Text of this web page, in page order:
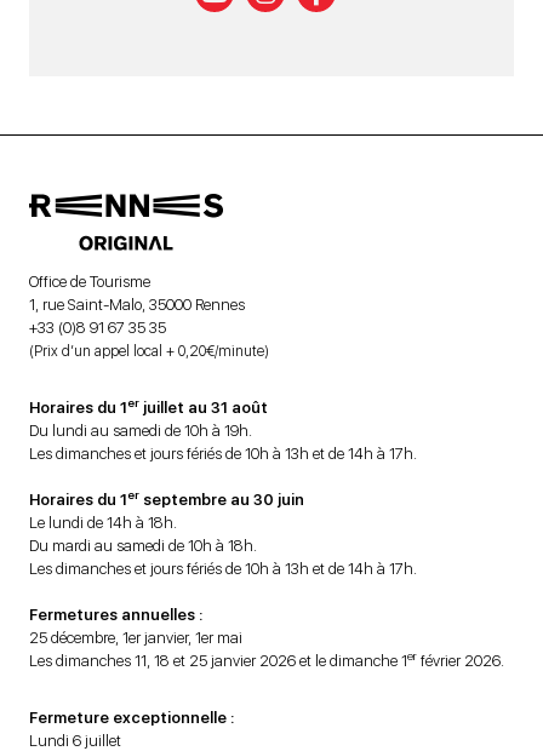
Office de Tourisme
1, rue Saint-Malo, 35000 Rennes
+33 (0)8 91 67 35 35
(Prix d’un appel local + 0,20€/minute)
Horaires du 1er juillet au 31 août
Du lundi au samedi de 10h à 19h.
Les dimanches et jours fériés de 10h à 13h et de 14h à 17h.
Horaires du 1er septembre au 30 juin
Le lundi de 14h à 18h.
Du mardi au samedi de 10h à 18h.
Les dimanches et jours fériés de 10h à 13h et de 14h à 17h.
Fermetures annuelles :
25 décembre, 1er janvier, 1er mai
Les dimanches 11, 18 et 25 janvier 2026 et le dimanche 1er février 2026.
Fermeture exceptionnelle :
Lundi 6 juillet